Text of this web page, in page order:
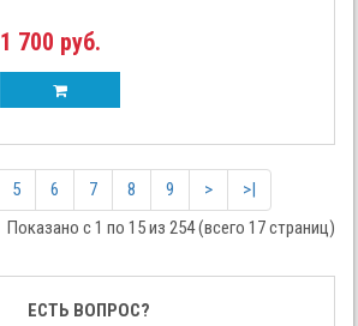
1 700 руб.
5 6 7 8 9 >
>|
Показано с 1 по 15 из 254 (всего 17 страниц)
ЕСТЬ ВОПРОС?